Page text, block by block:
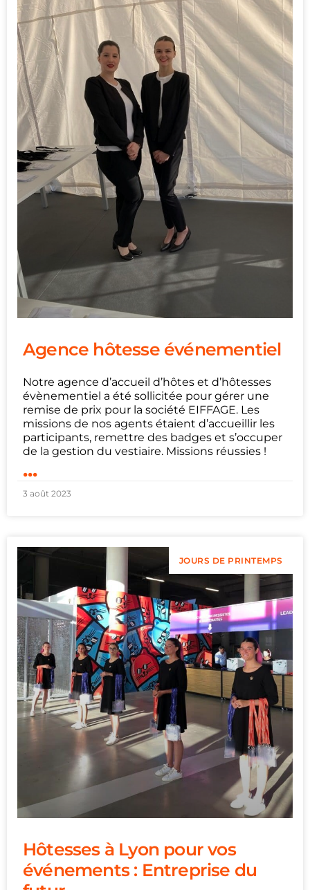
Agence hôtesse événementiel
Notre agence d’accueil d’hôtes et d’hôtesses
évènementiel a été sollicitée pour gérer une
remise de prix pour la société EIFFAGE. Les
missions de nos agents étaient d’accueillir les
participants, remettre des badges et s’occuper
de la gestion du vestiaire. Missions réussies !
...
3 août 2023
JOURS DE PRINTEMPS
Hôtesses à Lyon pour vos
événements : Entreprise du